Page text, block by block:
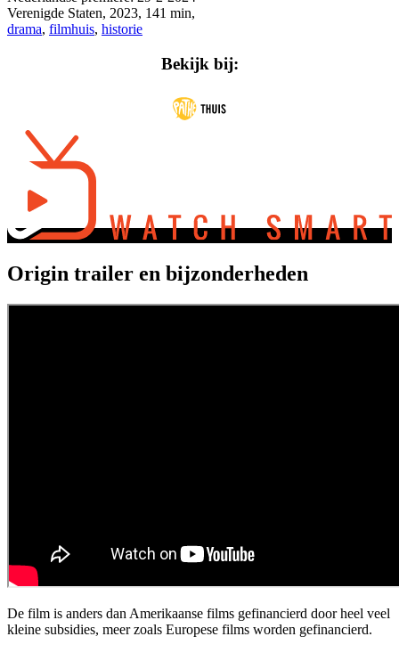
Verenigde Staten, 2023, 141 min,
drama, filmhuis, historie
Bekijk bij:
Origin trailer en bijzonderheden
De film is anders dan Amerikaanse films gefinancierd door heel veel
kleine subsidies, meer zoals Europese films worden gefinancierd.